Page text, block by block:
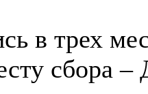
в трех
сбора –